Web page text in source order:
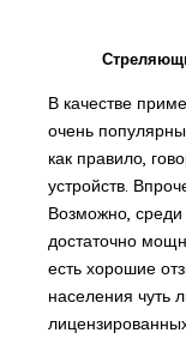
В качестве
очень
как правило,
устройств.
Возможно,
достаточно
есть хорошие
населения чуть